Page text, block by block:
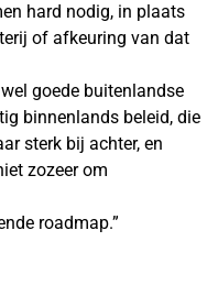
hard nodig, in plaats
of afkeuring van dat
goede buitenlandse
binnenlands beleid, die
sterk bij achter, en
zozeer om
roadmap.”